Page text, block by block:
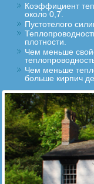
Коэффициент
около 0,7.
Пустотелого
плотности.
Чем меньше
Чем меньше
больше кирпич